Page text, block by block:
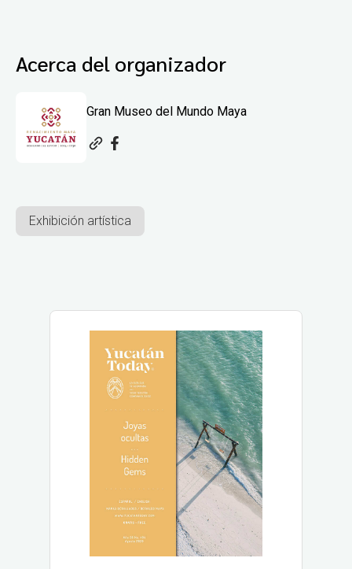
Acerca del organizador
Gran Museo del Mundo Maya
Exhibición artística